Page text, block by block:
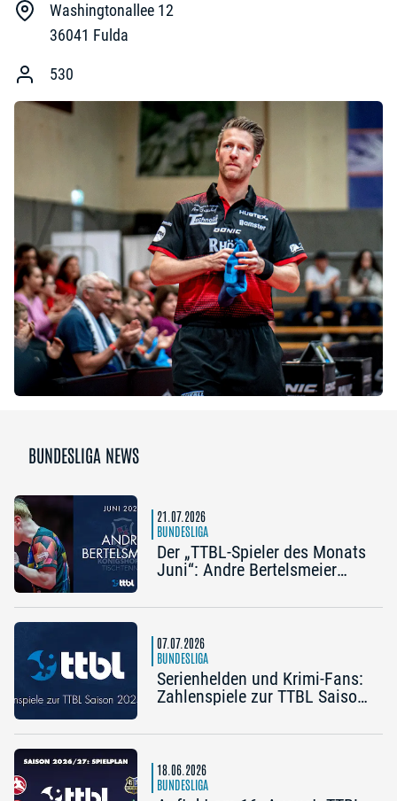
Washingtonallee 12
36041 Fulda
530
BUNDESLIGA NEWS
21.07.2026
BUNDESLIGA
Der „TTBL-Spieler des Monats
Juni“: Andre Bertelsmeier
07.07.2026
BUNDESLIGA
Serienhelden und Krimi-Fans:
Zahlenspiele zur TTBL Saison
18.06.2026
BUNDESLIGA